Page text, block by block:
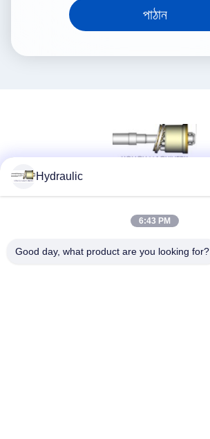
পাঠান
Hydraulic
6:43 PM
Good day, what product are you looking for?